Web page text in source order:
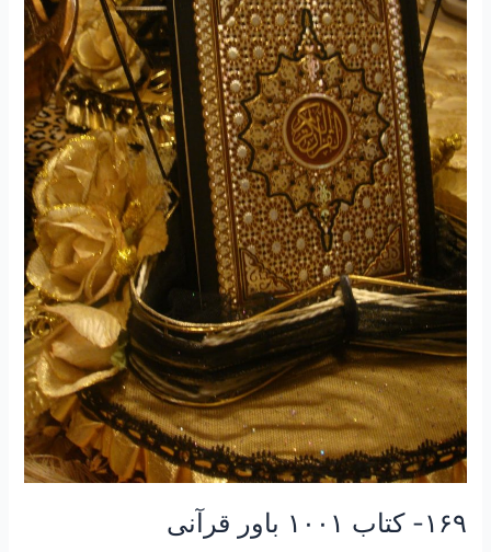
۱۶۹- کتاب ۱۰۰۱ باور قرآنی
قرآنی